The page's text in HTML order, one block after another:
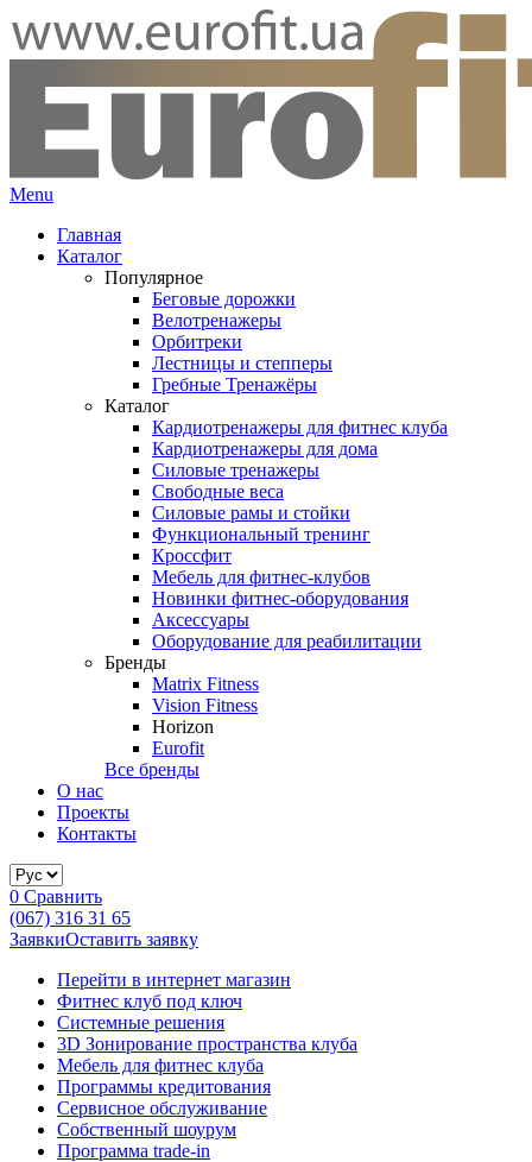
Menu
Главная
Каталог
Популярное
Беговые дорожки
Велотренажеры
Орбитреки
Лестницы и степперы
Гребные Тренажёры
Каталог
Кардиотренажеры для фитнес клуба
Кардиотренажеры для дома
Силовые тренажеры
Свободные веса
Силовые рамы и стойки
Функциональный тренинг
Кроссфит
Мебель для фитнес-клубов
Новинки фитнес-оборудования
Аксессуары
Оборудование для реабилитации
Бренды
Matrix Fitness
Vision Fitness
Horizon
Eurofit
Все бренды
О нас
Проекты
Контакты
0 Сравнить
(067) 316 31 65
ЗаявкиОставить заявку
Перейти в интернет магазин
Фитнес клуб под ключ
Системные решения
3D Зонирование пространства клуба
Мебель для фитнес клуба
Программы кредитования
Сервисное обслуживание
Собственный шоурум
Программа trade-in